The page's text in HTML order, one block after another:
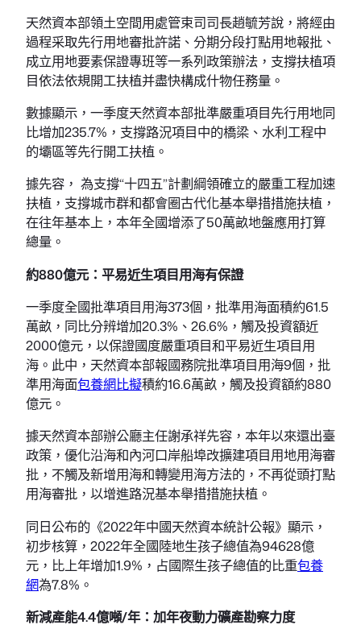
天然資本部領土空間用處管束司司長趙毓芳說，將經由
過程采取先行用地審批許諾、分期分段打點用地報批、
成立用地要素保證專班等一系列政策辦法，支撐扶植項
目依法依規開工扶植并盡快構成什物任務量。
數據顯示，一季度天然資本部批準嚴重項目先行用地同
比增加235.7%，支撐路況項目中的橋梁、水利工程中
的壩區等先行開工扶植。
據先容， 為支撐“十四五”計劃綱領確立的嚴重工程加速
扶植，支撐城市群和都會圈古代化基本舉措措施扶植，
在往年基本上，本年全國增添了50萬畝地盤應用打算
總量。
約880億元：平易近生項目用海有保證
一季度全國批準項目用海373個，批準用海面積約61.5
萬畝，同比分辨增加20.3%、26.6%，觸及投資額近
2000億元，以保證國度嚴重項目和平易近生項目用
海。此中，天然資本部報國務院批準項目用海9個，批
準用海面包養網比擬積約16.6萬畝，觸及投資額約880
億元。
據天然資本部辦公廳主任謝承祥先容，本年以來還出臺
政策，優化沿海和內河口岸船埠改擴建項目用地用海審
批，不觸及新增用海和轉變用海方法的，不再從頭打點
用海審批，以增進路況基本舉措措施扶植。
同日公布的《2022年中國天然資本統計公報》顯示，
初步核算，2022年全國陸地生孩子總值為94628億
元，比上年增加1.9%，占國際生孩子總值的比重包養
網為7.8%。
新減產能4.4億噸/年：加年夜動力礦產勘察力度